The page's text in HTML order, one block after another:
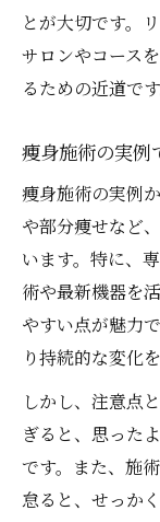
痩身実
実例と
自分に
とが大切です。
サロンやコース
るための近道です
痩身施術の実例
痩身施術の実例
や部分痩せなど
います。特に、
術や最新機器を
やすい点が魅力
り持続的な変化
しかし、注意点
ぎると、思った
です。また、施
怠ると、せっか